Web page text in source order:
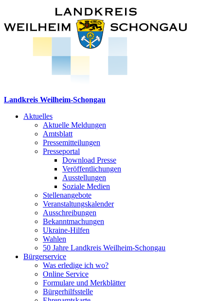
Landkreis Weilheim-Schongau
Aktuelles
Aktuelle Meldungen
Amtsblatt
Pressemitteilungen
Presseportal
Download Presse
Veröffentlichungen
Ausstellungen
Soziale Medien
Stellenangebote
Veranstaltungskalender
Ausschreibungen
Bekanntmachungen
Ukraine-Hilfen
Wahlen
50 Jahre Landkreis Weilheim-Schongau
Bürgerservice
Was erledige ich wo?
Online Service
Formulare und Merkblätter
Bürgerhilfsstelle